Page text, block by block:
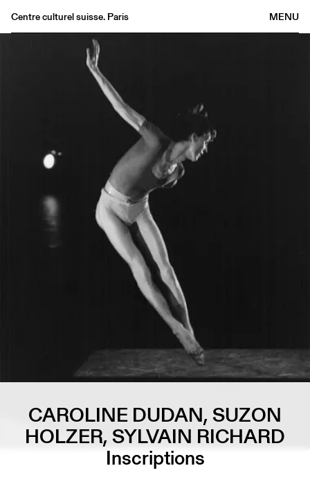
MENU
Centre culturel suisse. Paris
Éditions
EN
CAROLINE DUDAN, SUZON
HOLZER, SYLVAIN RICHARD
Inscriptions